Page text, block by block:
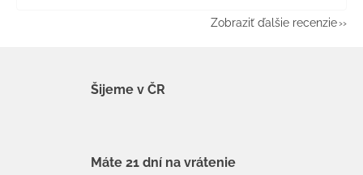
Zobraziť ďalšie recenzie
Šijeme v ČR
Máte 21 dní na vrátenie